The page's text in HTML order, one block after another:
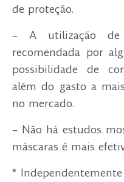
de proteção.
– A utilização de
recomendada por
possibilidade de
além do gasto a
no mercado.
– Não há estudos
máscaras é mais
*